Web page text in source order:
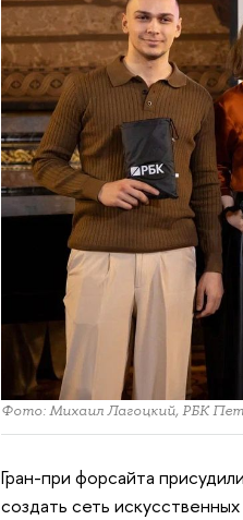
Фото: Михаил Лагоцкий, РБК
Гран-при форсайта
создать сеть